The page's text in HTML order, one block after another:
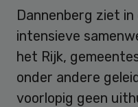
Dannenberg ziet
intensieve
het Rijk,
onder andere
voorlopig geen